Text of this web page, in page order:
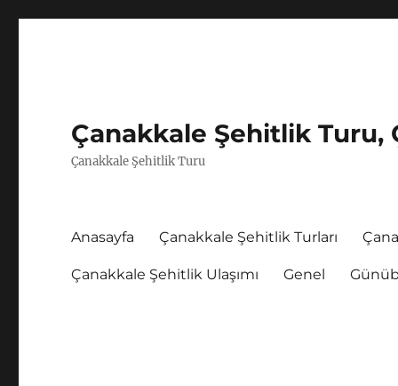
Çanakkale Şehitlik Turu,
Çanakkale Şehitlik Turu
Anasayfa Çanakkale Şehitlik Turları
Çanakkale Şehitlik Ulaşımı Genel